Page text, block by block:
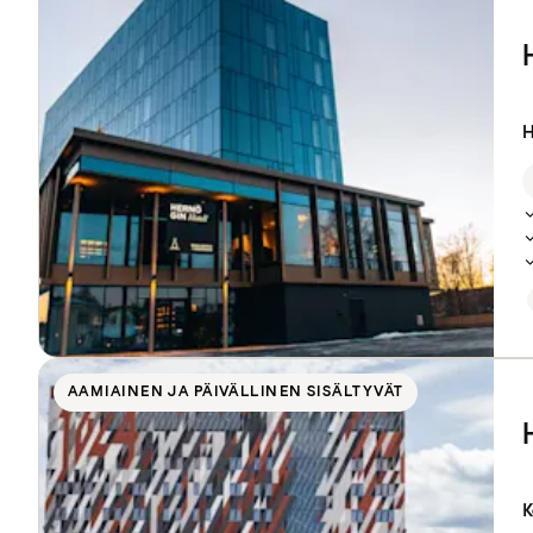
AAMIAINEN JA PÄIVÄLLINEN SISÄLTYVÄT